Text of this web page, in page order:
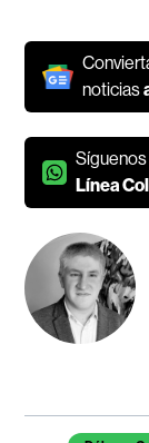
noticias
Línea